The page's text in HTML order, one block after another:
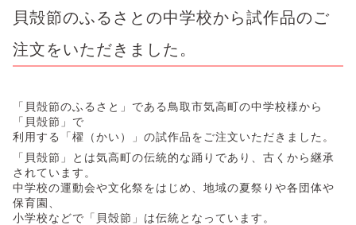
貝殻節のふるさとの中学校から試作品のご
注文をいただきました。
「貝殻節のふるさと」である鳥取市気高町の中学校様から
「貝殻節」で
利用する「櫂（かい）」の試作品をご注文いただきました。
「貝殻節」とは気高町の伝統的な踊りであり、古くから継承
されています。
中学校の運動会や文化祭をはじめ、地域の夏祭りや各団体や
保育園、
小学校などで「貝殻節」は伝統となっています。